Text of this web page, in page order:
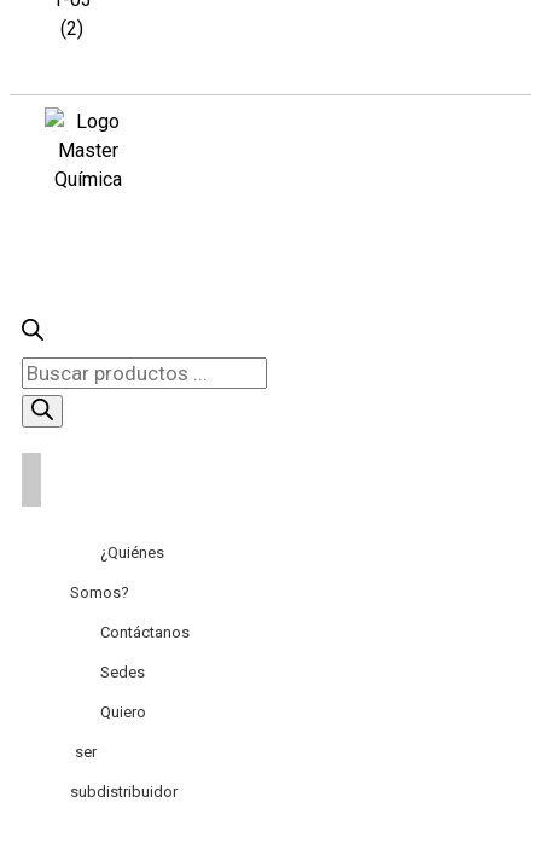
Búsqueda
de
productos
¿Quiénes
Somos?
Contáctanos
Sedes
Quiero
ser
subdistribuidor